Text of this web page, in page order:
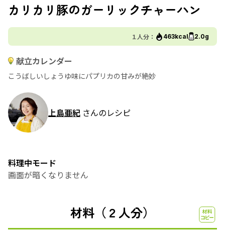
カリカリ豚のガーリックチャーハン
１人分： 463kcal 2.0g
献立カレンダー
こうばしいしょうゆ味にパプリカの甘みが絶妙
上島亜紀 さんのレシピ
料理中モード
画面が暗くなりません
材料（２人分）